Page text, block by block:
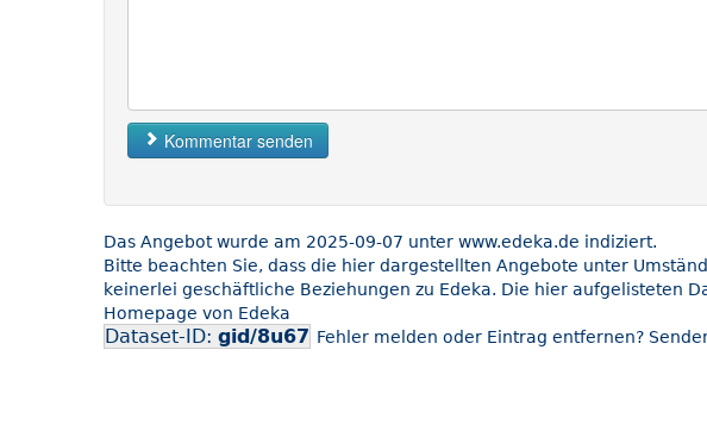
Kommentar senden
Das Angebot wurde am 2025-09-07 unter www.edeka.de indiziert.
Bitte beachten Sie, dass die hier dargestellten Angebote unter
keinerlei geschäftliche Beziehungen zu Edeka. Die hier aufgelisteten
Homepage von Edeka
Dataset-ID: gid/8u67 Fehler melden oder Eintrag entfernen?